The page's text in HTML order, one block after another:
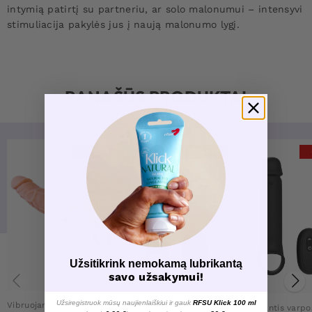
intymią patirtį su partneriu, ar solo malonumui – intensyvi
stimuliacija pakylės jus į naują malonumo lygį.
PANAŠŪS PRODUKTAI
-28%
Vibruojantis varpos plėtra Vibruojantis varpos plėtra Vibruojantis
Užsitikrink nemokamą lubrikantą
savo užsakymui!
Užsiregistruok mūsų naujienlaiškiui ir gauk RFSU Klick 100 ml